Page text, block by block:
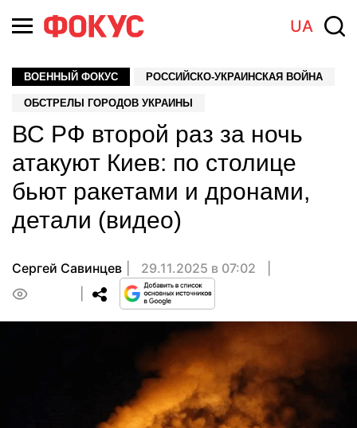
UA
ВОЕННЫЙ ФОКУС РОССИЙСКО-УКРАИНСКАЯ ВОЙНА
ОБСТРЕЛЫ ГОРОДОВ УКРАИНЫ
ВС РФ второй раз за ночь
атакуют Киев: по столице
бьют ракетами и дронами,
детали (видео)
Сергей Савинцев
29.11.2025 в 07:02